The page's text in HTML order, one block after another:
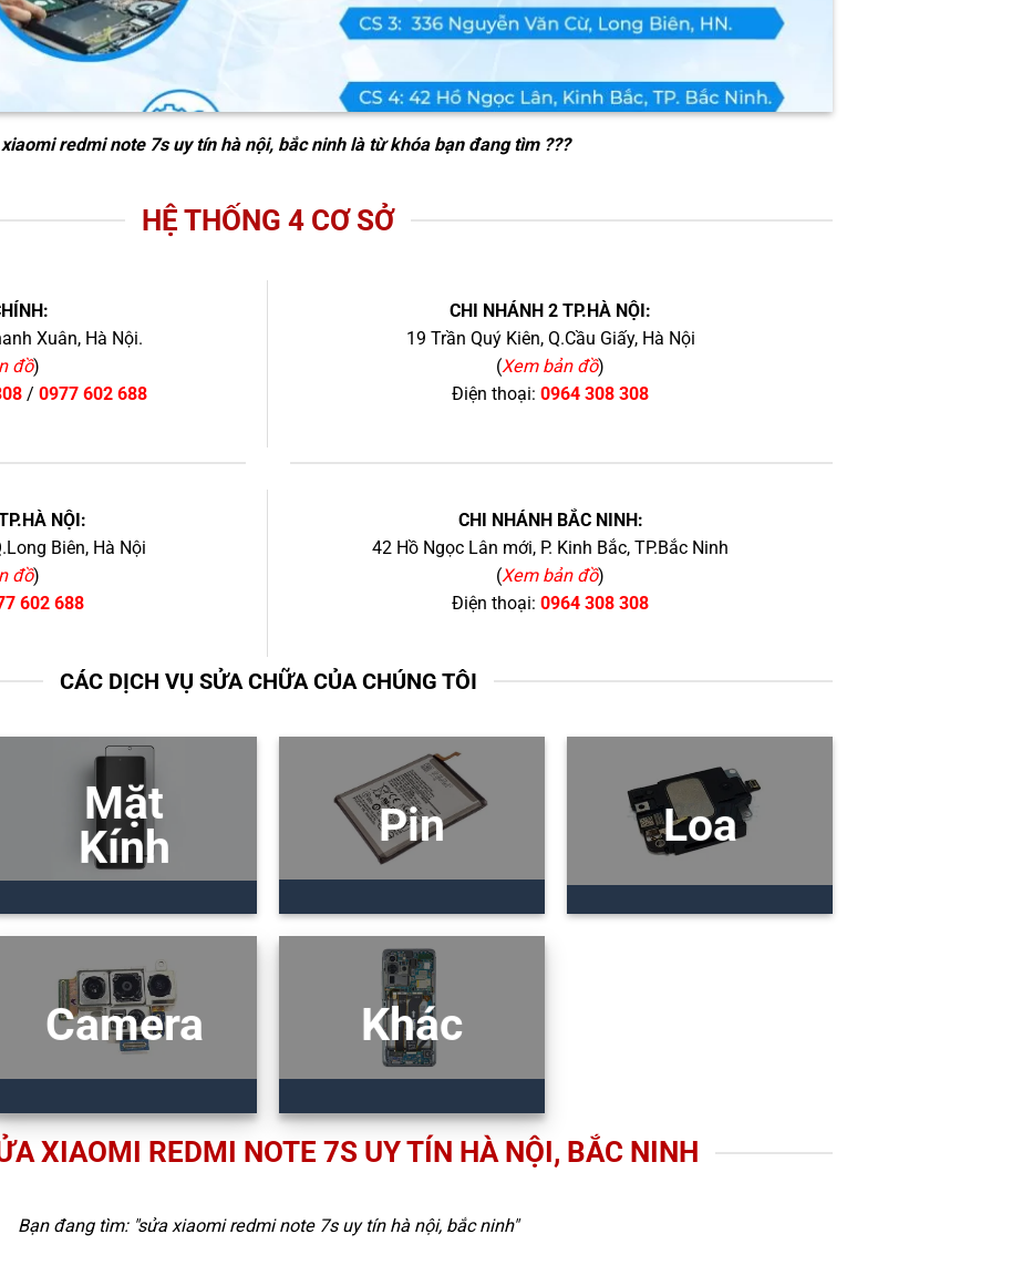
redmi note 7s uy tín hà nội, bắc ninhlà từ khóa bạn đang tìm ???
HỆ THỐNG 4 CƠ SỞ
Xuân, Hà Nội.
đồ)
/ 0977 602 688
CHI NHÁNH 2 TP.HÀ NỘI:
19 Trần Quý Kiên, Q.Cầu Giấy, Hà Nội
(Xem bản đồ)
Điện thoại: 0964 308 308
NỘI:
Biên, Hà Nội
đồ)
602 688
CHI NHÁNH BẮC NINH:
42 Hồ Ngọc Lân mới, P. Kinh Bắc, TP.Bắc Ninh
(Xem bản đồ)
Điện thoại: 0964 308 308
CÁC DỊCH VỤ SỬA CHỮA CỦA CHÚNG TÔI
Mặt
Kính
Pin Loa
Camera Khác
XIAOMI REDMI NOTE 7S UY TÍN HÀ NỘI, BẮC NINH
Bạn đang tìm: "sửa xiaomi redmi note 7s uy tín hà nội, bắc ninh"